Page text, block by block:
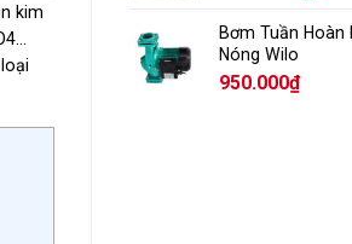
Bơm Tuần Hoàn
Nóng Wilo
950.000₫
kim